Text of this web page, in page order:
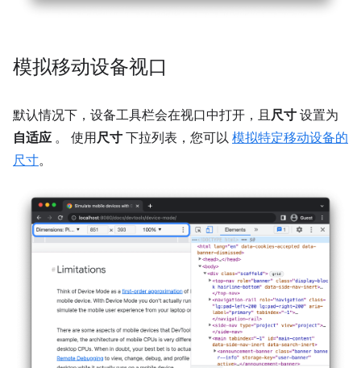
模拟移动设备视口
默认情况下，设备工具栏会在视口中打开，且尺寸 设置为
自适应 。 使用尺寸 下拉列表，您可以 模拟特定移动设备的
尺寸。